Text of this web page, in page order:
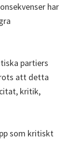
har
partiers
att detta
kritik,
som kritiskt